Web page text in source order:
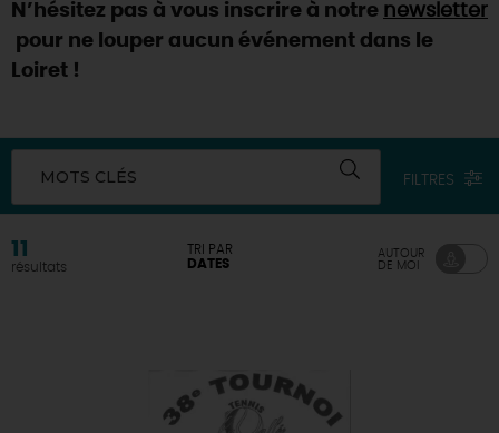
DEMAIN
N’hésitez pas à vous inscrire à notre newsletter
pour ne louper aucun événement dans le
Loiret !
MOTS CLÉS FILTRES
11
résultats
TRI PAR
DATES
AUTOUR
DE MOI